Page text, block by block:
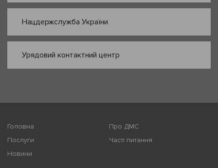
Нацдержслужба України
Урядовий контактний центр
Головна
Про ДМС
Послуги
Часті питання
Новини